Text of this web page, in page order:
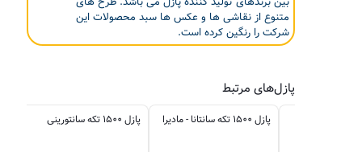
متنوع از نقاشی ها و عکس ها سبد محصولات این
شرکت را رنگین کرده است.
پازل‌های مرتبط
پازل ۱۵۰۰ تکه سانتورینی پازل ۱۵۰۰ تکه سانتانا - مادیرا